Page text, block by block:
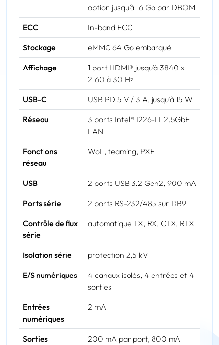
option jusqu’à 16 Go par DBOM
ECC In-band ECC
Stockage eMMC 64 Go embarqué
Affichage
1 port HDMI® jusqu’à 3840 x
2160 à 30 Hz
USB-C USB PD 5 V / 3 A, jusqu’à 15 W
Réseau
3 ports Intel® I226-IT 2.5GbE
LAN
Fonctions
réseau
WoL, teaming, PXE
USB 2 ports USB 3.2 Gen2, 900 mA
Ports série 2 ports RS-232/485 sur DB9
Contrôle de flux
série
automatique TX, RX, CTX, RTX
Isolation série protection 2,5 kV
E/S numériques
4 canaux isolés, 4 entrées et 4
sorties
Entrées
numériques
2 mA
Sorties
200 mA par port, 800 mA